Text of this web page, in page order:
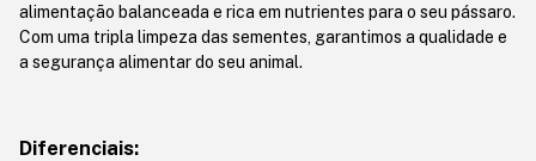
alimentação balanceada e rica em nutrientes para o seu pássaro.
Com uma tripla limpeza das sementes, garantimos a qualidade e
a segurança alimentar do seu animal.
Diferenciais: